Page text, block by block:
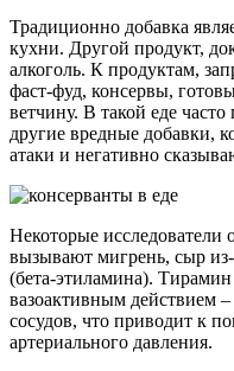
Традиционно добавка
кухни. Другой продукт,
алкоголь. К продуктам,
фаст-фуд, консервы,
ветчину. В такой еде
другие вредные добавки,
атаки и негативно
Некоторые исследователи
вызывают мигрень, сыр
(бета-этиламина).
вазоактивным действием
сосудов, что приводит к
артериального давления.